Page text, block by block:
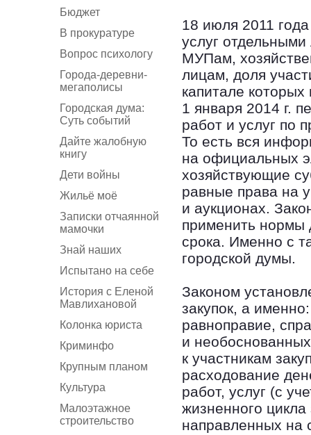
Бюджет
В прокуратуре
Вопрос психологу
Города-деревни-
мегаполисы
Городская дума:
Суть событий
Дайте жалобную
книгу
Дети войны
Жильё моё
Записки отчаянной
мамочки
Знай наших
Испытано на себе
История с Еленой
Мавлихановой
Колонка юриста
Криминфо
Крупным планом
Культура
Малоэтажное
строительство
18 июля 2011
услуг
МУПам,
лицам, доля
капитале
1 января 2014 г.
работ и услуг по
То есть вся
на официальных
хозяйствующие
равные права на
и аукционах.
применить нормы
срока. Именно с
городской думы.
Законом
закупок, а
равноправие,
и
к участникам
расходование
работ, услуг (с
жизненного
направленных на